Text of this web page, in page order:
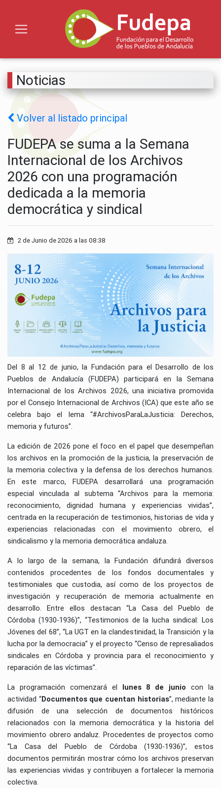
Noticias
Volver al listado principal
FUDEPA se suma a la Semana
Internacional de los Archivos
2026 con una programación
dedicada a la memoria
democrática y sindical
2 de Junio de 2026 a las 08:38
Del 8 al 12 de junio, la Fundación para el Desarrollo de los
Pueblos de Andalucía (FUDEPA) participará en la Semana
Internacional de los Archivos 2026, una iniciativa promovida
por el Consejo Internacional de Archivos (ICA) que este año se
celebra bajo el lema “#ArchivosParaLaJusticia: Derechos,
memoria y futuros”.
La edición de 2026 pone el foco en el papel que desempeñan
los archivos en la promoción de la justicia, la preservación de
la memoria colectiva y la defensa de los derechos humanos.
En este marco, FUDEPA desarrollará una programación
especial vinculada al subtema “Archivos para la memoria:
reconocimiento, dignidad humana y experiencias vividas”,
centrada en la recuperación de testimonios, historias de vida y
experiencias relacionadas con el movimiento obrero, el
sindicalismo y la memoria democrática andaluza.
A lo largo de la semana, la Fundación difundirá diversos
contenidos procedentes de los fondos documentales y
testimoniales que custodia, así como de los proyectos de
investigación y recuperación de memoria actualmente en
desarrollo. Entre ellos destacan “La Casa del Pueblo de
Córdoba (1930-1936)”, “Testimonios de la lucha sindical: Los
Jóvenes del 68”, “La UGT en la clandestinidad, la Transición y la
lucha por la democracia” y el proyecto “Censo de represaliados
sindicales en Córdoba y provincia para el reconocimiento y
reparación de las víctimas”.
La programación comenzará el lunes 8 de junio con la
actividad “Documentos que cuentan historias”, mediante la
difusión de una selección de documentos históricos
relacionados con la memoria democrática y la historia del
movimiento obrero andaluz. Procedentes de proyectos como
“La Casa del Pueblo de Córdoba (1930-1936)”, estos
documentos permitirán mostrar cómo los archivos preservan
las experiencias vividas y contribuyen a fortalecer la memoria
colectiva.